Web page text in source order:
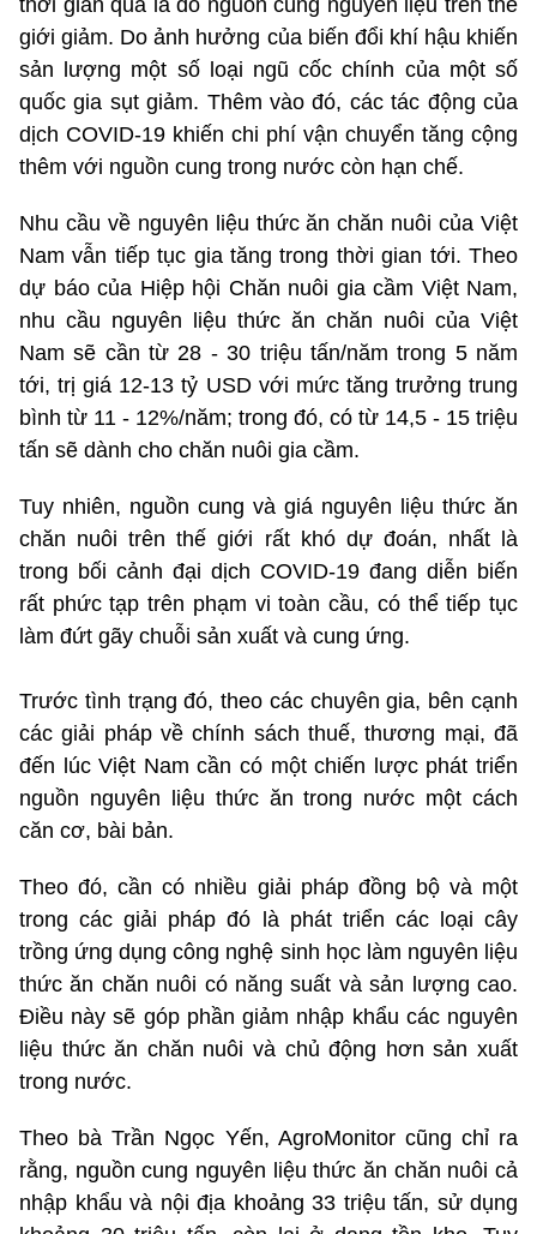
thời gian qua là do nguồn cung nguyên liệu trên thế
giới giảm. Do ảnh hưởng của biến đổi khí hậu khiến
sản lượng một số loại ngũ cốc chính của một số
quốc gia sụt giảm. Thêm vào đó, các tác động của
dịch COVID-19 khiến chi phí vận chuyển tăng cộng
thêm với nguồn cung trong nước còn hạn chế.
Nhu cầu về nguyên liệu thức ăn chăn nuôi của Việt
Nam vẫn tiếp tục gia tăng trong thời gian tới. Theo
dự báo của Hiệp hội Chăn nuôi gia cầm Việt Nam,
nhu cầu nguyên liệu thức ăn chăn nuôi của Việt
Nam sẽ cần từ 28 - 30 triệu tấn/năm trong 5 năm
tới, trị giá 12-13 tỷ USD với mức tăng trưởng trung
bình từ 11 - 12%/năm; trong đó, có từ 14,5 - 15 triệu
tấn sẽ dành cho chăn nuôi gia cầm.
Tuy nhiên, nguồn cung và giá nguyên liệu thức ăn
chăn nuôi trên thế giới rất khó dự đoán, nhất là
trong bối cảnh đại dịch COVID-19 đang diễn biến
rất phức tạp trên phạm vi toàn cầu, có thể tiếp tục
làm đứt gãy chuỗi sản xuất và cung ứng.
Trước tình trạng đó, theo các chuyên gia, bên cạnh
các giải pháp về chính sách thuế, thương mại, đã
đến lúc Việt Nam cần có một chiến lược phát triển
nguồn nguyên liệu thức ăn trong nước một cách
căn cơ, bài bản.
Theo đó, cần có nhiều giải pháp đồng bộ và một
trong các giải pháp đó là phát triển các loại cây
trồng ứng dụng công nghệ sinh học làm nguyên liệu
thức ăn chăn nuôi có năng suất và sản lượng cao.
Điều này sẽ góp phần giảm nhập khẩu các nguyên
liệu thức ăn chăn nuôi và chủ động hơn sản xuất
trong nước.
Theo bà Trần Ngọc Yến, AgroMonitor cũng chỉ ra
rằng, nguồn cung nguyên liệu thức ăn chăn nuôi cả
nhập khẩu và nội địa khoảng 33 triệu tấn, sử dụng